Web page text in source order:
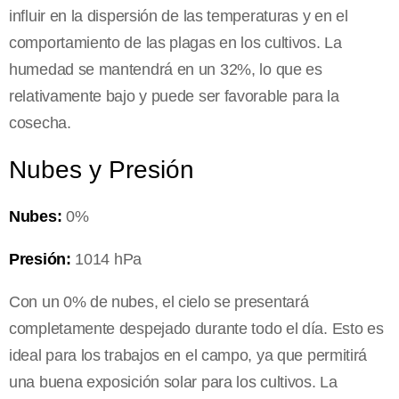
influir en la dispersión de las temperaturas y en el
comportamiento de las plagas en los cultivos. La
humedad se mantendrá en un 32%, lo que es
relativamente bajo y puede ser favorable para la
cosecha.
Nubes y Presión
Nubes: 0%
Presión: 1014 hPa
Con un 0% de nubes, el cielo se presentará
completamente despejado durante todo el día. Esto es
ideal para los trabajos en el campo, ya que permitirá
una buena exposición solar para los cultivos. La